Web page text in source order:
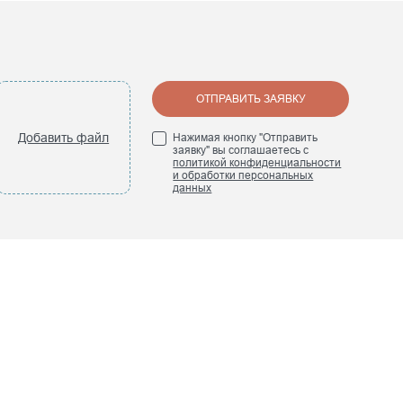
Добавить файл
ОТПРАВИТЬ ЗАЯВКУ
Нажимая кнопку "Отправить
заявку" вы соглашаетесь с
политикой конфиденциальности
и обработки персональных
данных